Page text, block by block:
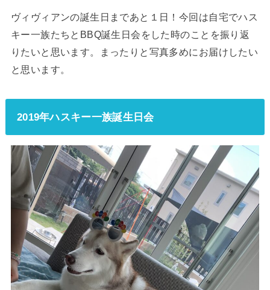
ヴィヴィアンの誕生日まであと１日！今回は自宅でハス
キー一族たちとBBQ誕生日会をした時のことを振り返
りたいと思います。まったりと写真多めにお届けしたい
と思います。
2019年ハスキー一族誕生日会